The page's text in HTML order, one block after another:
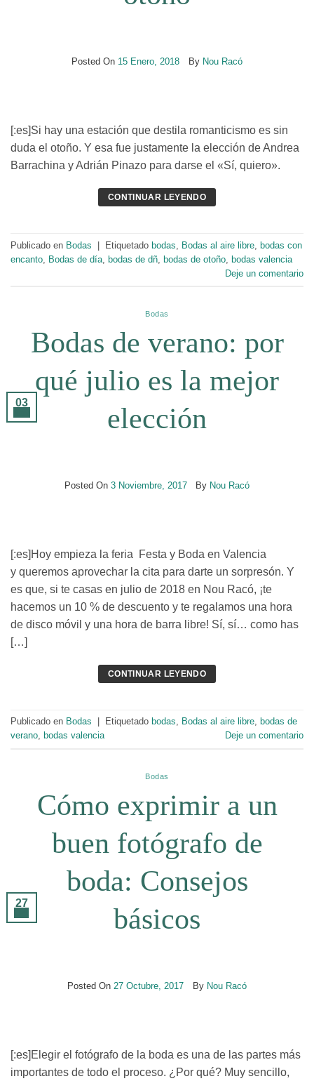
Posted On 15 Enero, 2018 By Nou Racó
[:es]Si hay una estación que destila romanticismo es sin
duda el otoño. Y esa fue justamente la elección de Andrea
Barrachina y Adrián Pinazo para darse el «Sí, quiero».
CONTINUAR LEYENDO
Publicado en Bodas | Etiquetado bodas Bodas al aire libre bodas con
encanto Bodas de día bodas de dñ bodas de otoño bodas valencia
Deje un comentario
Bodas
Bodas de verano: por
qué julio es la mejor
elección
Posted On 3 Noviembre, 2017 By Nou Racó
03
[:es]Hoy empieza la feria Festa y Boda en Valencia
y queremos aprovechar la cita para darte un sorpresón. Y
es que, si te casas en julio de 2018 en Nou Racó, ¡te
hacemos un 10 % de descuento y te regalamos una hora
de disco móvil y una hora de barra libre! Sí, sí… como has
[…]
CONTINUAR LEYENDO
Publicado en Bodas Etiquetado bodas, Bodas al aire libre, bodas de
verano, bodas valencia Deje un comentario
Bodas
Cómo exprimir a un
buen fotógrafo de
boda: Consejos
básicos
Posted On 27 Octubre, 2017 By Nou Racó
27
[:es]Elegir el fotógrafo de la boda es una de las partes más
importantes de todo el proceso. ¿Por qué? Muy sencillo,